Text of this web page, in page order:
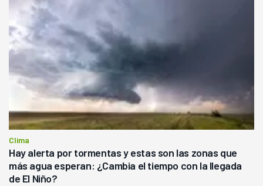
Clima
Hay alerta por tormentas y estas son las zonas que
más agua esperan: ¿Cambia el tiempo con la llegada
de El Niño?